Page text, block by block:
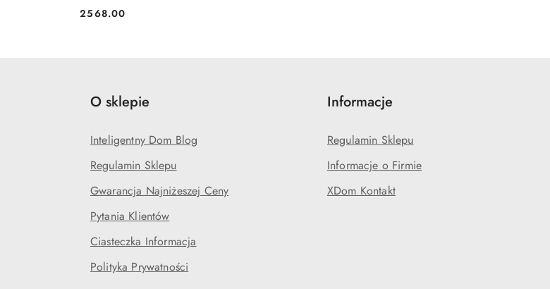
Cena:
2568.00
O sklepie
Inteligentny Dom Blog
Regulamin Sklepu
Gwarancja Najniżeszej Ceny
Pytania Klientów
Ciasteczka Informacja
Polityka Prywatności
Informacje
Regulamin Sklepu
Informacje o Firmie
XDom Kontakt